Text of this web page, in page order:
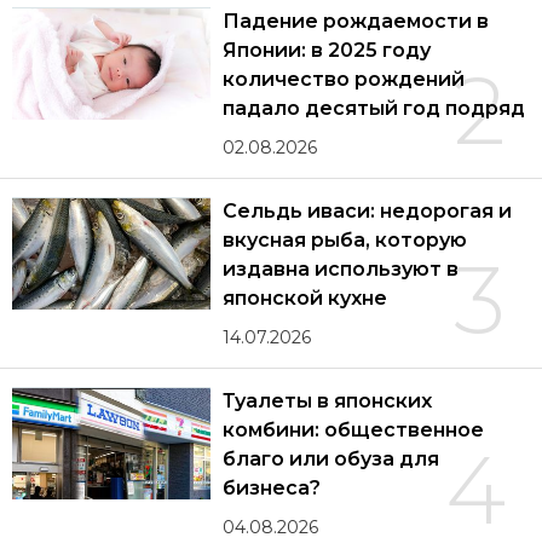
2
Падение рождаемости в
Японии: в 2025 году
количество рождений
падало десятый год подряд
02.08.2026
3
Сельдь иваси: недорогая и
вкусная рыба, которую
издавна используют в
японской кухне
14.07.2026
4
Туалеты в японских
комбини: общественное
благо или обуза для
бизнеса?
04.08.2026